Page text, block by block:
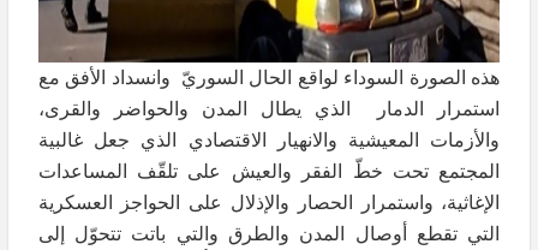
هذه الصورة السوداء لواقع الحال السوريّ وانسداد الأفق مع
استمرار الدمار الذي يطال المدن والحواضر والقرى،
والأزمات المعيشية والانهيار الاقتصادي الذي جعل غالبية
المجتمع تحت خطّ الفقر والعيش على تلقّف المساعدات
الإغاثية، واستمرار الحصار والإذلال على الحواجز العسكرية
التي تقطع أوصال المدن والطرق والتي باتت تتحوّل إلى